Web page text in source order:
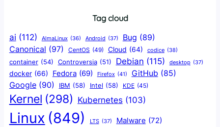
Tag cloud
ai (112) AlmaLinux (36) Android (37) Bug (89)
Canonical (97) CentOS (49) Cloud (64) codice (38)
container (54) Controversia (51) Debian (115) desktop (37)
docker (66) Fedora (69) Firefox (41) GitHub (85)
Google (90) IBM (58) Intel (58) KDE (45)
Kernel (298) Kubernetes (103)
Linux (849) LTS (37) Malware (72)